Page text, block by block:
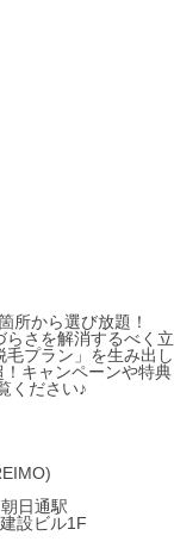
所から選び放題！
らさを解消するべく立
プラン」を生み出し
キャンペーンや特典
ください♪
日通駅
設ビル1F